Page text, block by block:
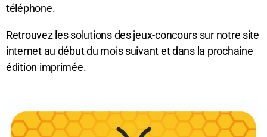
téléphone.
Retrouvez les solutions des jeux-concours sur notre site
internet au début du mois suivant et dans la prochaine
édition imprimée.